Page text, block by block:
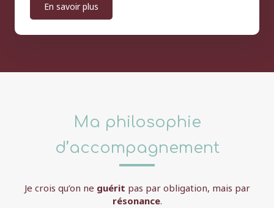
En savoir plus
Ma philosophie
d’accompagnement
Je crois qu’on ne guérit pas par obligation, mais par
résonance.